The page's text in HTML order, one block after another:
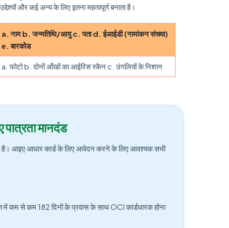
और कई अन्य के लिए इतना महत्वपूर्ण बनाता है।
a. नाम b. जन्मतिथि/आयु c. पता d. ईआईडी (नामांकन संख्या)
e. बारकोड
a. फोटो b. दोनों आँखों का आईरिस स्कैन c. उंगलियों के निशान
पात्रता मानदंड
है। आइए आधार कार्ड के लिए आवेदन करने के लिए आवश्यक सभी
में कम से कम 182 दिनों के प्रवास के साथ OCI कार्डधारक होना